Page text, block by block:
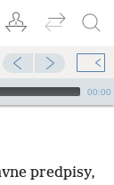
00:00
predpisy,